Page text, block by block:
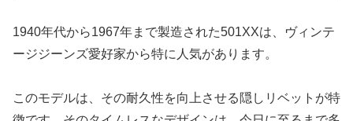
1940年代から1967年まで製造された501XXは、ヴィンテ
ージジーンズ愛好家から特に人気があります。
このモデルは、その耐久性を向上させる隠しリベットが特